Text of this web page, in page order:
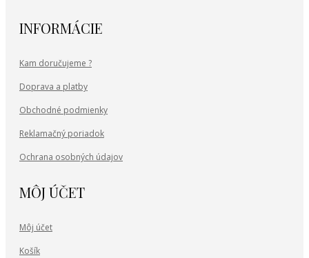
INFORMÁCIE
Kam doručujeme ?
Doprava a platby
Obchodné podmienky
Reklamačný poriadok
Ochrana osobných údajov
MÔJ ÚČET
Môj účet
Košík